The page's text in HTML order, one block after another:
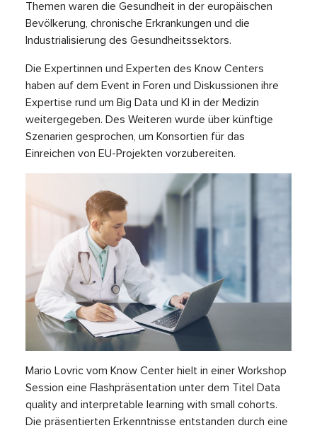
Themen waren die Gesundheit in der europäischen
Bevölkerung, chronische Erkrankungen und die
Industrialisierung des Gesundheitssektors.
Die Expertinnen und Experten des Know Centers
haben auf dem Event in Foren und Diskussionen ihre
Expertise rund um Big Data und KI in der Medizin
weitergegeben. Des Weiteren wurde über künftige
Szenarien gesprochen, um Konsortien für das
Einreichen von EU-Projekten vorzubereiten.
Mario Lovric vom Know Center hielt in einer Workshop
Session eine Flashpräsentation unter dem Titel Data
quality and interpretable learning with small cohorts.
Die präsentierten Erkenntnisse entstanden durch eine